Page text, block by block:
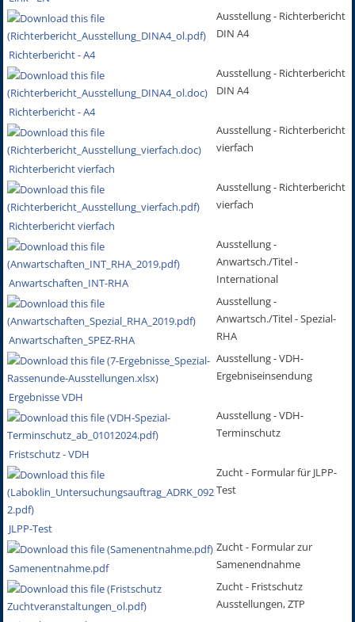
Richterbericht - A4
Ausstellung - Richterbericht
DIN A4
Richterbericht - A4
Ausstellung - Richterbericht
DIN A4
Richterbericht vierfach
Ausstellung - Richterbericht
vierfach
Richterbericht vierfach
Ausstellung - Richterbericht
vierfach
Anwartschaften_INT-RHA
Ausstellung -
Anwartsch./Titel -
International
Anwartschaften_SPEZ-RHA
Ausstellung -
Anwartsch./Titel - Spezial-
RHA
Ergebnisse VDH
Ausstellung - VDH-
Ergebniseinsendung
Fristschutz - VDH
Ausstellung - VDH-
Terminschutz
JLPP-Test
Zucht - Formular für JLPP-
Test
Samenentnahme.pdf
Zucht - Formular zur
Samenendnahme
Zucht - Fristschutz
Ausstellungen, ZTP